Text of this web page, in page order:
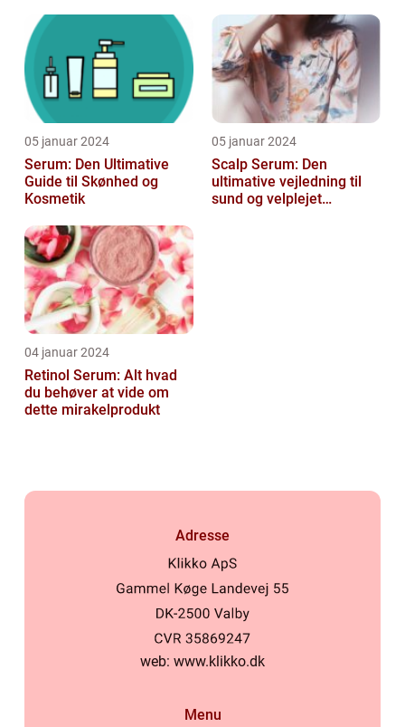
05 januar 2024
Serum: Den Ultimative
Guide til Skønhed og
Kosmetik
05 januar 2024
Scalp Serum: Den
ultimative vejledning til
sund og velplejet
04 januar 2024
Retinol Serum: Alt hvad
du behøver at vide om
dette mirakelprodukt
Adresse
web: www.klikko.dk
Menu